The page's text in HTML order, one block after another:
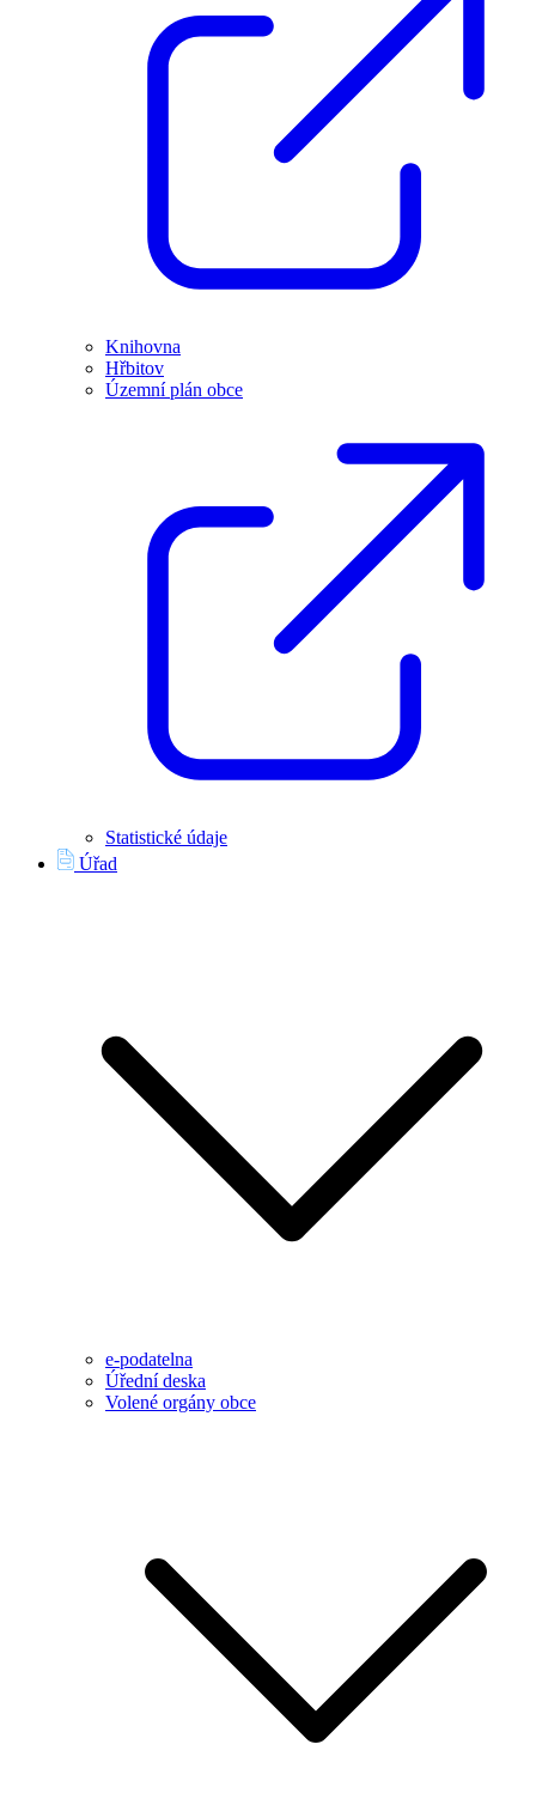
Knihovna
Hřbitov
Územní plán obce
Statistické údaje
Úřad
e-podatelna
Úřední deska
Volené orgány obce